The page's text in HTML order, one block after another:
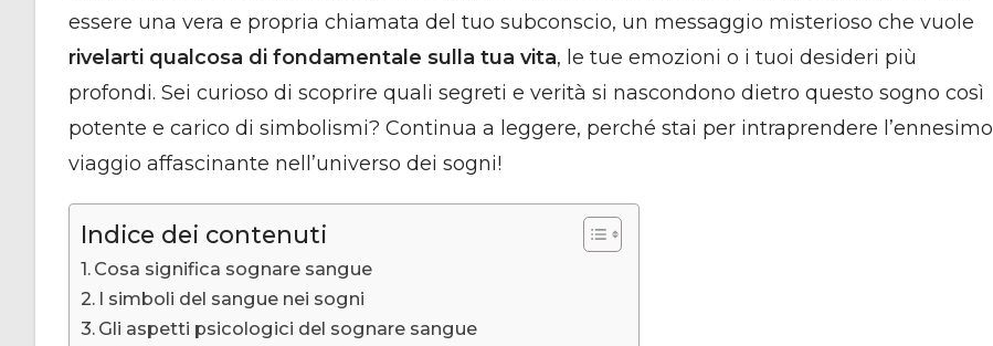
essere una vera e propria chiamata del tuo subconscio, un messaggio misterioso che vuole
rivelarti qualcosa di fondamentale sulla tua vita, le tue emozioni o i tuoi desideri più
profondi. Sei curioso di scoprire quali segreti e verità si nascondono dietro questo sogno così
potente e carico di simbolismi? Continua a leggere, perché stai per intraprendere l’ennesimo
viaggio affascinante nell’universo dei sogni!
Indice dei contenuti
Cosa significa sognare sangue
I simboli del sangue nei sogni
Gli aspetti psicologici del sognare sangue